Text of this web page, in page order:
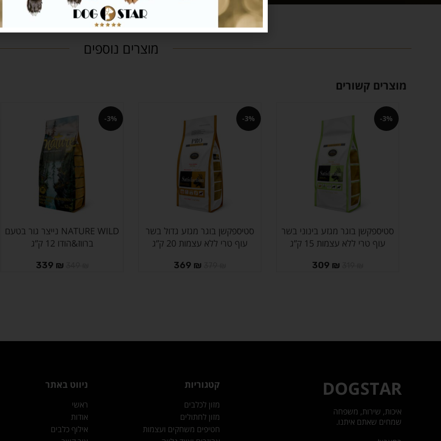
מוצרים נוספים
מוצרים קשורים
-3%
הוספה לסל
סטיספקשן בוגר מגזע בינוני בשר
עוף טרי ללא עצמות 15 ק”ג
309 ₪
-3%
הוספה לסל
סטיספקשן בוגר מגזע גדול בשר
עוף טרי ללא עצמות 20 ק”ג
369 ₪
-3%
הוספה לסל
NATURE WILD נייצר גור בטעם
ברווז&הודו 12 ק”ג
339 ₪
DOGSTAR
איכות, שירות, משפחה
שמחים שאתם איתנו.
קטגוריות
מזון לכלבים
מזון לחתולים
חטיפים משחקים ועצמות
ניווט באתר
ראשי
אודות
אילוף כלבים